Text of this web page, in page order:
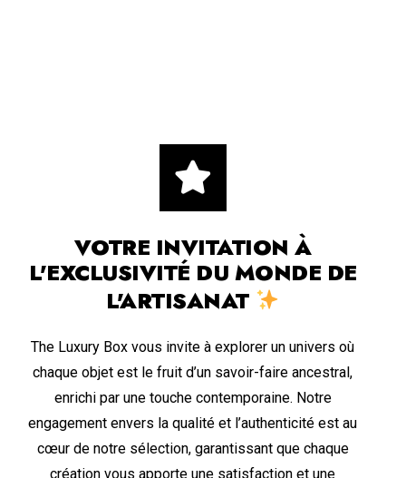
VOTRE INVITATION À
L'EXCLUSIVITÉ DU MONDE DE
L'ARTISANAT
The Luxury Box vous invite à explorer un univers où
chaque objet est le fruit d’un savoir-faire ancestral,
enrichi par une touche contemporaine. Notre
engagement envers la qualité et l’authenticité est au
cœur de notre sélection, garantissant que chaque
création vous apporte une satisfaction et une